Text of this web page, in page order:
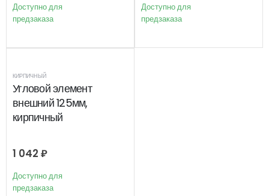
Доступно для
предзаказа
Доступно для
предзаказа
КИРПИЧНЫЙ
Угловой элемент
внешний 125мм,
кирпичный
1 042 ₽
Доступно для
предзаказа